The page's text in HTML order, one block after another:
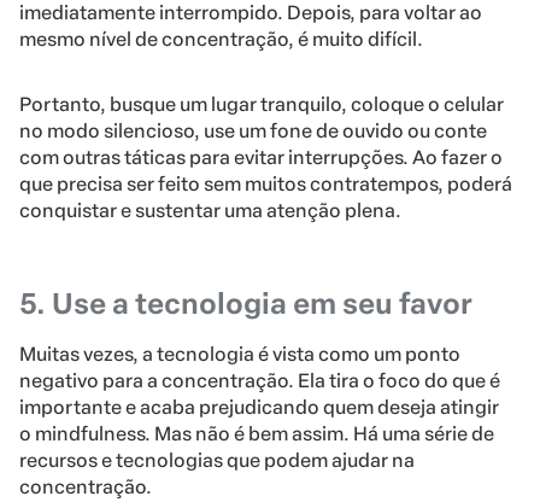
imediatamente interrompido. Depois, para voltar ao
mesmo nível de concentração, é muito difícil.
Portanto, busque um lugar tranquilo, coloque o celular
no modo silencioso, use um fone de ouvido ou conte
com outras táticas para evitar interrupções. Ao fazer o
que precisa ser feito sem muitos contratempos, poderá
conquistar e sustentar uma atenção plena.
5. Use a tecnologia em seu favor
Muitas vezes, a tecnologia é vista como um ponto
negativo para a concentração. Ela tira o foco do que é
importante e acaba prejudicando quem deseja atingir
o mindfulness. Mas não é bem assim. Há uma série de
recursos e tecnologias que podem ajudar na
concentração.